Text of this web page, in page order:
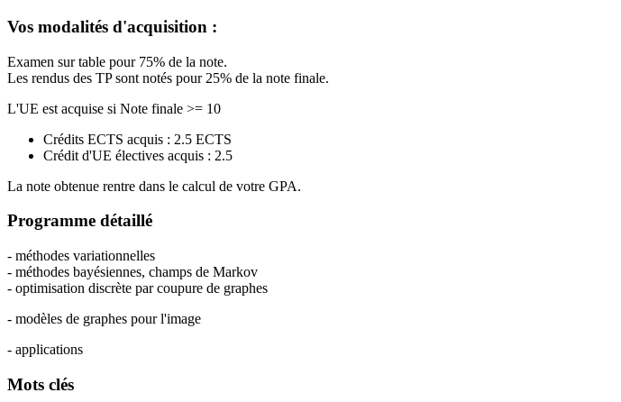
Vos modalités d'acquisition :
Examen sur table pour 75% de la note.
Les rendus des TP sont notés pour 25% de la note finale.
L'UE est acquise si Note finale >= 10
Crédits ECTS acquis : 2.5 ECTS
Crédit d'UE électives acquis : 2.5
La note obtenue rentre dans le calcul de votre GPA.
Programme détaillé
- méthodes variationnelles
- méthodes bayésiennes, champs de Markov
- optimisation discrète par coupure de graphes
- modèles de graphes pour l'image
- applications
Mots clés